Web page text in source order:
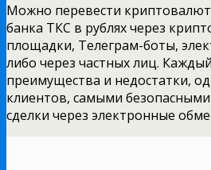
Можно перевести
банка ТКС в рублях через
площадки, Телеграм-боты,
либо через частных лиц.
преимущества и недостатки,
клиентов, самыми
сделки через электронные